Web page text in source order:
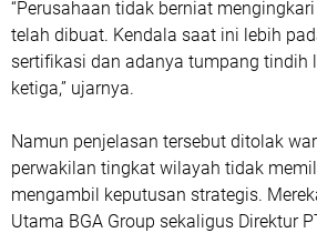
“Perusahaan tidak berniat
telah dibuat. Kendala saat ini lebih
sertifikasi dan adanya tumpang tindih
ketiga,” ujarnya.
Namun penjelasan tersebut ditolak
perwakilan tingkat wilayah tidak
mengambil keputusan strategis.
Utama BGA Group sekaligus Direktur